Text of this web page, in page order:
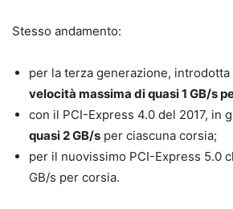
Stesso andamento:
per la terza generazione, introdotta
velocità massima di quasi 1 GB/s
con il PCI-Express 4.0 del 2017, in
quasi 2 GB/s per ciascuna corsia;
per il nuovissimo PCI-Express 5.0
GB/s per corsia.